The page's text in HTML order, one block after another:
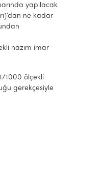
yapılacak
ne kadar
nazım imar
1000 ölçekli
gerekçesiyle